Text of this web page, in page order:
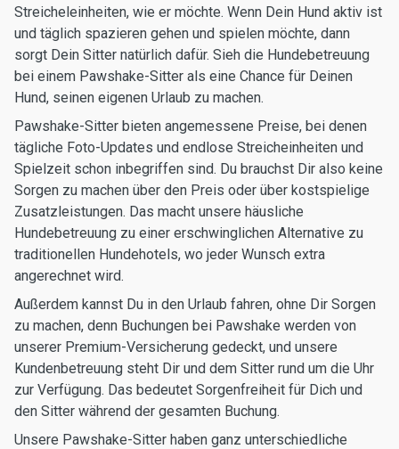
Streicheleinheiten, wie er möchte. Wenn Dein Hund aktiv ist
und täglich spazieren gehen und spielen möchte, dann
sorgt Dein Sitter natürlich dafür. Sieh die Hundebetreuung
bei einem Pawshake-Sitter als eine Chance für Deinen
Hund, seinen eigenen Urlaub zu machen.
Pawshake-Sitter bieten angemessene Preise, bei denen
tägliche Foto-Updates und endlose Streicheinheiten und
Spielzeit schon inbegriffen sind. Du brauchst Dir also keine
Sorgen zu machen über den Preis oder über kostspielige
Zusatzleistungen. Das macht unsere häusliche
Hundebetreuung zu einer erschwinglichen Alternative zu
traditionellen Hundehotels, wo jeder Wunsch extra
angerechnet wird.
Außerdem kannst Du in den Urlaub fahren, ohne Dir Sorgen
zu machen, denn Buchungen bei Pawshake werden von
unserer Premium-Versicherung gedeckt, und unsere
Kundenbetreuung steht Dir und dem Sitter rund um die Uhr
zur Verfügung. Das bedeutet Sorgenfreiheit für Dich und
den Sitter während der gesamten Buchung.
Unsere Pawshake-Sitter haben ganz unterschiedliche